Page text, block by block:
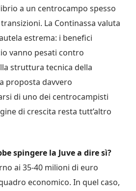
a un centrocampo spesso
La Continassa valuta
estrema: i benefici
vanno pesati contro
struttura tecnica della
proposta davvero
di uno dei centrocampisti
di crescita resta tutt’altro
spingere la Juve a dire sì?
ai 35-40 milioni di euro
economico. In quel caso,